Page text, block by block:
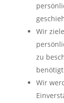
Wir
zu
Wir